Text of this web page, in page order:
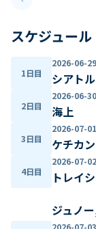
Previous slide
スケジュール
1日目
2026-06-
シアト
2日目
2026-06-
海上
3日目
2026-07-
ケチカ
4日目
2026-07-
トレイ
ジュノ
2026-07-